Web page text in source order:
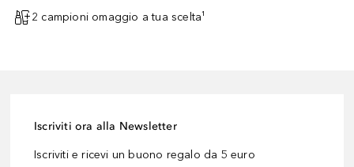
2 campioni omaggio a tua scelta¹
Iscriviti ora alla Newsletter
Iscriviti e ricevi un buono regalo da 5 euro